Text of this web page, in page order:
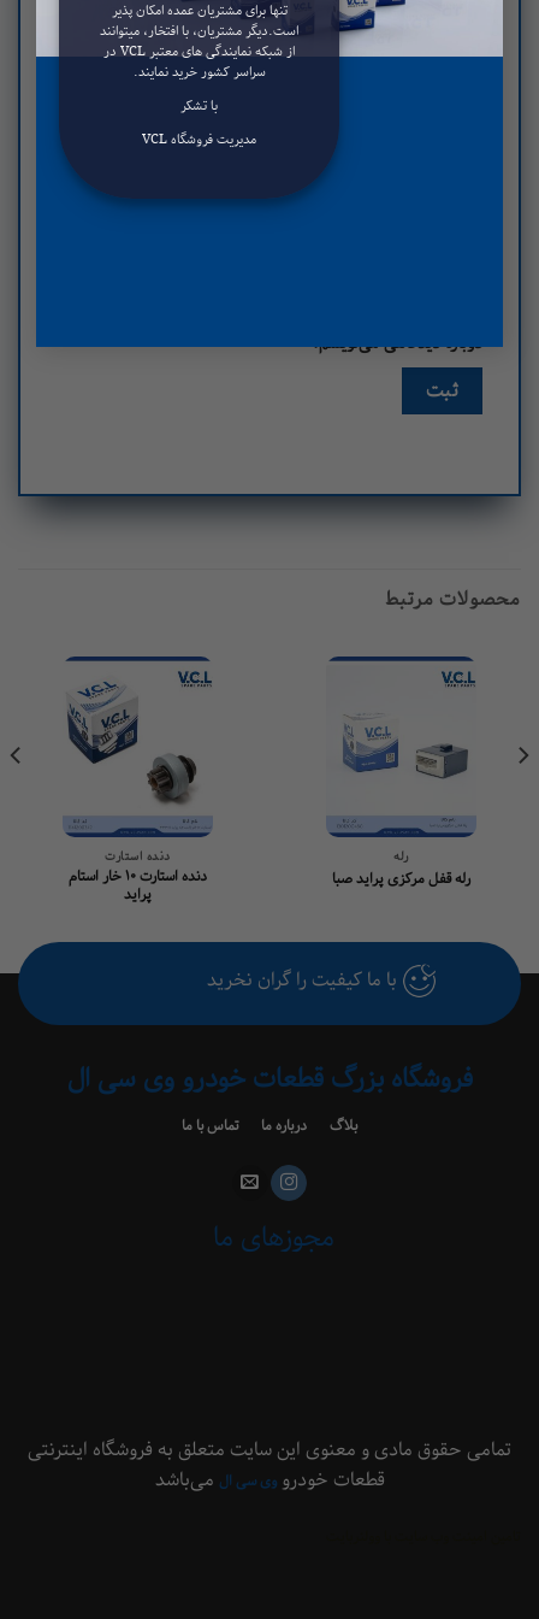
تنها برای مشتریان عمده امکان پذیر
است.دیگر مشتریان، با افتخار، میتوانند
از شبکه نمایندگی های معتبر VCL در
سراسر کشور خرید نمایند.
مدیریت فروشگاه VCL
دیدگاهی می‌نویسم.
مرتبط
رله قفل مرکزی پراید صبا دنده استارت ۱۰ خار استام
با ما کیفیت را گران نخرید
فروشگاه بزرگ قطعات خودرو وی سی ال
درباره ما تماس با ما
مجوزهای ما
حقوق مادی و معنوی این سایت متعلق به فروشگاه اینترنتی
قطعات خودرووی سی ال می‌باشد